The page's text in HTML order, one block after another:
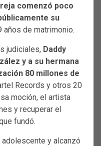
comenzó poco
su
años de matrimonio.
judiciales, Daddy
y a su hermana
80 millones de
Records y otros 20
moción, el artista
y recuperar el
fundó.
y alcanzó